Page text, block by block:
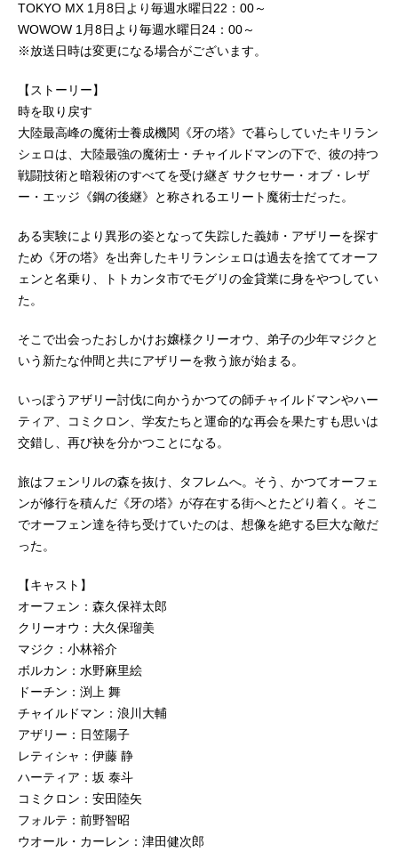
TOKYO MX 1月8日より毎週水曜日22：00～
WOWOW 1月8日より毎週水曜日24：00～
※放送日時は変更になる場合がございます。
【ストーリー】
時を取り戻す
大陸最高峰の魔術士養成機関《牙の塔》で暮らしていたキリラン
シェロは、大陸最強の魔術士・チャイルドマンの下で、彼の持つ
戦闘技術と暗殺術のすべてを受け継ぎ サクセサー・オブ・レザ
ー・エッジ《鋼の後継》と称されるエリート魔術士だった。
ある実験により異形の姿となって失踪した義姉・アザリーを探す
ため《牙の塔》を出奔したキリランシェロは過去を捨ててオーフ
ェンと名乗り、トトカンタ市でモグリの金貸業に身をやつしてい
た。
そこで出会ったおしかけお嬢様クリーオウ、弟子の少年マジクと
いう新たな仲間と共にアザリーを救う旅が始まる。
いっぽうアザリー討伐に向かうかつての師チャイルドマンやハー
ティア、コミクロン、学友たちと運命的な再会を果たすも思いは
交錯し、再び袂を分かつことになる。
旅はフェンリルの森を抜け、タフレムへ。そう、かつてオーフェ
ンが修行を積んだ《牙の塔》が存在する街へとたどり着く。そこ
でオーフェン達を待ち受けていたのは、想像を絶する巨大な敵だ
った。
【キャスト】
オーフェン：森久保祥太郎
クリーオウ：大久保瑠美
マジク：小林裕介
ボルカン：水野麻里絵
ドーチン：渕上 舞
チャイルドマン：浪川大輔
アザリー：日笠陽子
レティシャ：伊藤 静
ハーティア：坂 泰斗
コミクロン：安田陸矢
フォルテ：前野智昭
ウオール・カーレン：津田健次郎